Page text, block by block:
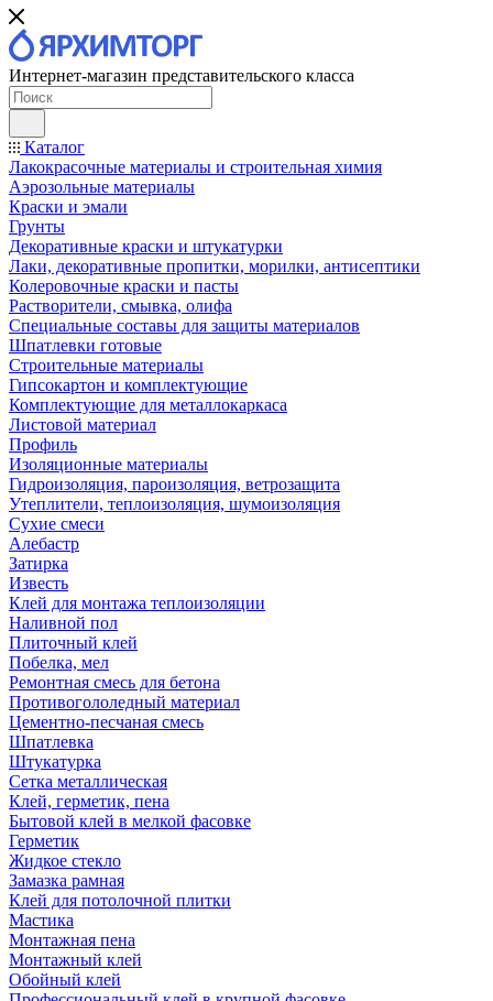
Интернет-магазин представительского класса
Каталог
Лакокрасочные материалы и строительная химия
Аэрозольные материалы
Краски и эмали
Грунты
Декоративные краски и штукатурки
Лаки, декоративные пропитки, морилки, антисептики
Колеровочные краски и пасты
Растворители, смывка, олифа
Специальные составы для защиты материалов
Шпатлевки готовые
Строительные материалы
Гипсокартон и комплектующие
Комплектующие для металлокаркаса
Листовой материал
Профиль
Изоляционные материалы
Гидроизоляция, пароизоляция, ветрозащита
Утеплители, теплоизоляция, шумоизоляция
Сухие смеси
Алебастр
Затирка
Известь
Клей для монтажа теплоизоляции
Наливной пол
Плиточный клей
Побелка, мел
Ремонтная смесь для бетона
Противогололедный материал
Цементно-песчаная смесь
Шпатлевка
Штукатурка
Сетка металлическая
Клей, герметик, пена
Бытовой клей в мелкой фасовке
Герметик
Жидкое стекло
Замазка рамная
Клей для потолочной плитки
Мастика
Монтажная пена
Монтажный клей
Обойный клей